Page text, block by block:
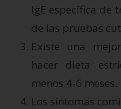
IgE específica de
de las pruebas
Existe una
hacer dieta
menos 4-6 meses.
Los síntomas